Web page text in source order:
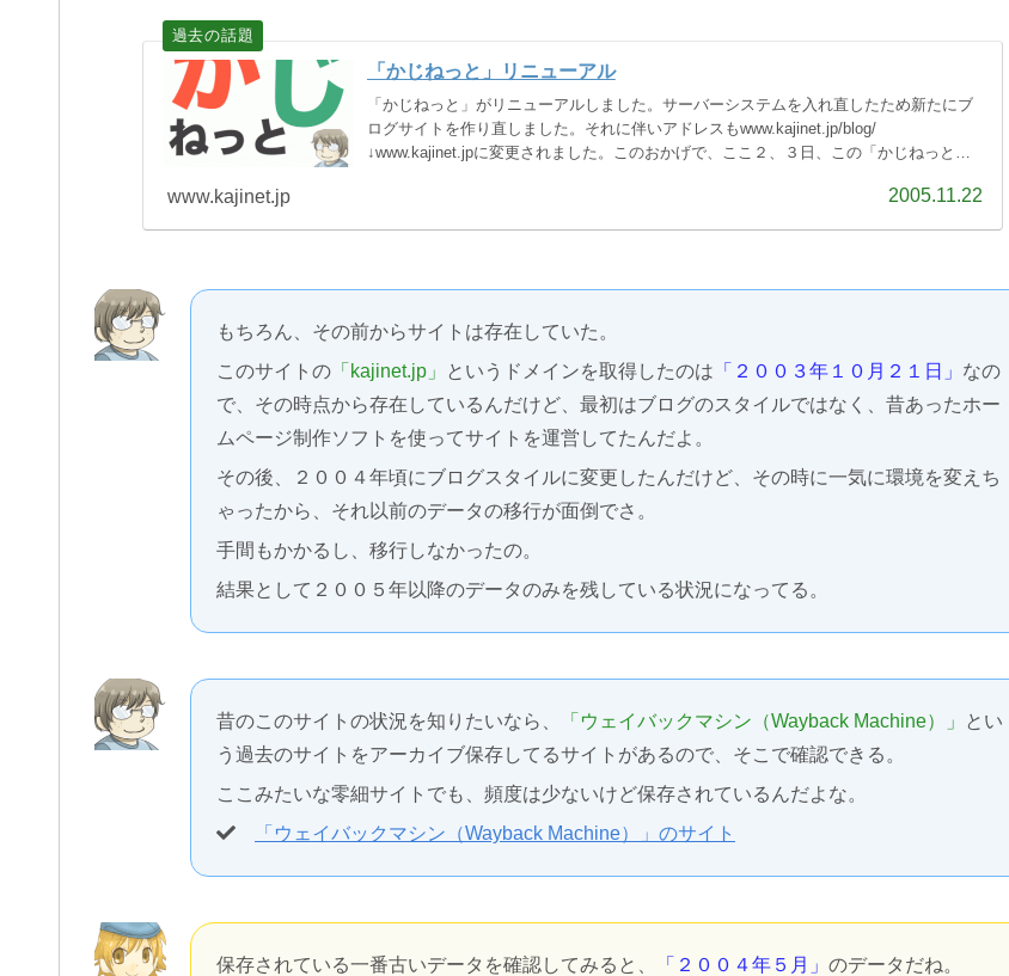
「かじねっと」リニューアル
「かじねっと」がリニューアルしました。サーバーシステムを入れ直したため新たにブ
ログサイトを作り直しました。それに伴いアドレスもwww.kajinet.jp/blog/
↓www.kajinet.jpに変更されました。このおかげで、ここ２、３日、この「かじねっと」
www.kajinet.jp 2005.11.22
もちろん、その前からサイトは存在していた。
このサイトの 「kajinet.jp」 というドメインを取得したのは 「２００３年１０月２１日」 なの
で、その時点から存在しているんだけど、最初はブログのスタイルではなく、昔あったホー
ムページ制作ソフトを使ってサイトを運営してたんだよ。
その後、２００４年頃にブログスタイルに変更したんだけど、その時に一気に環境を変えち
ゃったから、それ以前のデータの移行が面倒でさ。
手間もかかるし、移行しなかったの。
結果として２００５年以降のデータのみを残している状況になってる。
昔のこのサイトの状況を知りたいなら、 「ウェイバックマシン（Wayback Machine）」
とい
う過去のサイトをアーカイブ保存してるサイトがあるので、そこで確認できる。
ここみたいな零細サイトでも、頻度は少ないけど保存されているんだよな。
「ウェイバックマシン（Wayback Machine）」のサイト
保存されている一番古いデータを確認してみると、 「２００４年５月」 のデータだね。